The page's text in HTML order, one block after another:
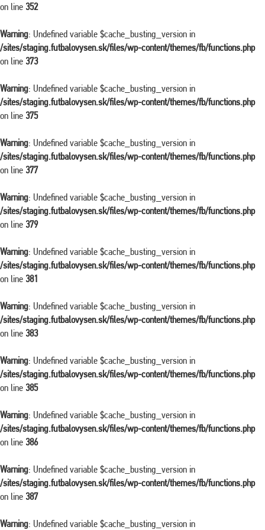
on line 352
Warning: Undefined variable $cache_busting_version in
/sites/staging.futbalovysen.sk/files/wp-content/themes/fb/functions.php
on line 373
Warning: Undefined variable $cache_busting_version in
/sites/staging.futbalovysen.sk/files/wp-content/themes/fb/functions.php
on line 375
Warning: Undefined variable $cache_busting_version in
/sites/staging.futbalovysen.sk/files/wp-content/themes/fb/functions.php
on line 377
Warning: Undefined variable $cache_busting_version in
/sites/staging.futbalovysen.sk/files/wp-content/themes/fb/functions.php
on line 379
Warning: Undefined variable $cache_busting_version in
/sites/staging.futbalovysen.sk/files/wp-content/themes/fb/functions.php
on line 381
Warning: Undefined variable $cache_busting_version in
/sites/staging.futbalovysen.sk/files/wp-content/themes/fb/functions.php
on line 383
Warning: Undefined variable $cache_busting_version in
/sites/staging.futbalovysen.sk/files/wp-content/themes/fb/functions.php
on line 385
Warning: Undefined variable $cache_busting_version in
/sites/staging.futbalovysen.sk/files/wp-content/themes/fb/functions.php
on line 386
Warning: Undefined variable $cache_busting_version in
/sites/staging.futbalovysen.sk/files/wp-content/themes/fb/functions.php
on line 387
Warning: Undefined variable $cache_busting_version in